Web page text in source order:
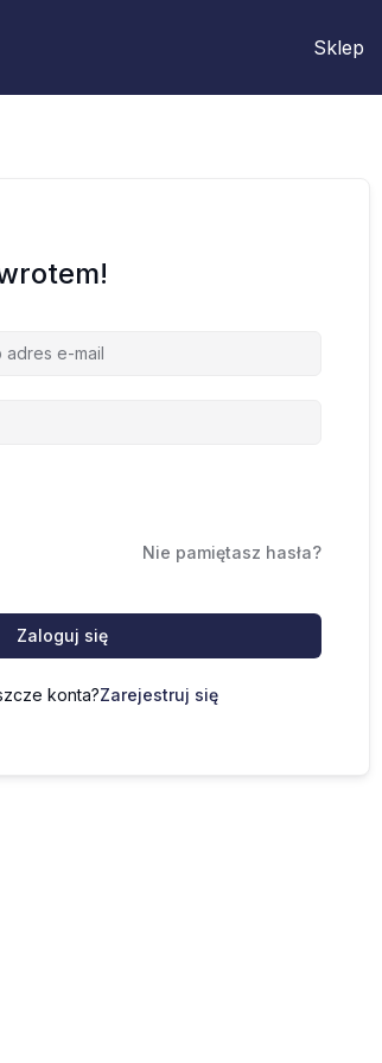
Sklep
Nie pamiętasz hasła?
Zaloguj się
konta?Zarejestruj się